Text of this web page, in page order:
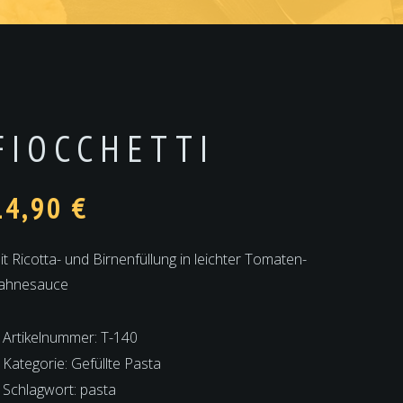
€
Ricotta- und Birnenfüllung in leichter Tomaten-
Artikelnummer: T-140
Kategorie: Gefüllte Pasta
Schlagwort: pasta